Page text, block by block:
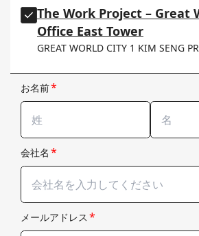
The Work Project – Great
Office East Tower
GREAT WORLD CITY 1 KIM SENG
お名前*
会社名 *
メールアドレス *